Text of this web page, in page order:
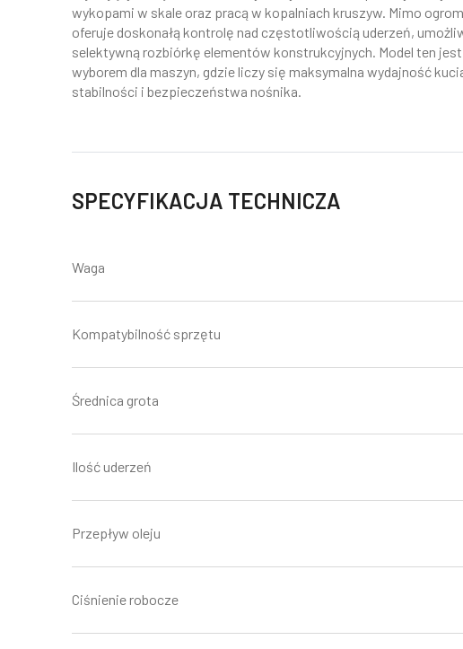
wykopami w skale oraz pracą w kopalniach kruszyw. Mimo
oferuje doskonałą kontrolę nad częstotliwością uderzeń,
selektywną rozbiórkę elementów konstrukcyjnych. Model ten
wyborem dla maszyn, gdzie liczy się maksymalna wydajność
stabilności i bezpieczeństwa nośnika.
SPECYFIKACJA TECHNICZA
Waga
Kompatybilność sprzętu
Średnica grota
Ilość uderzeń
Przepływ oleju
Ciśnienie robocze